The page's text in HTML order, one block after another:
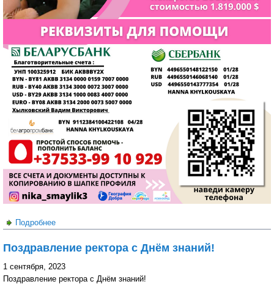
Подробнее
Поздравление ректора с Днём знаний!
1 сентября, 2023
Поздравление ректора с Днём знаний!